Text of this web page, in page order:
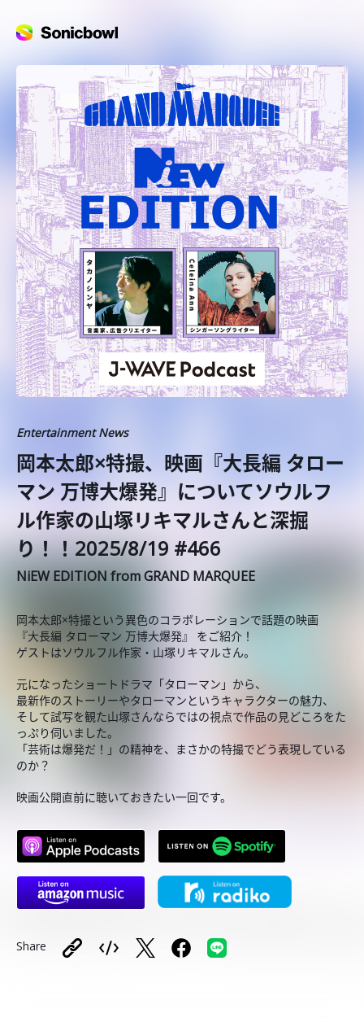
Entertainment News
️岡本太郎×特撮、映画『大長編 タロー
マン 万博大爆発』についてソウルフ
ル作家の山塚リキマルさんと深掘
り！！2025/8/19 #466
NiEW EDITION from GRAND MARQUEE
岡本太郎×特撮という異色のコラボレーションで話題の映画
『大長編 タローマン 万博大爆発』 をご紹介！
ゲストはソウルフル作家・山塚リキマルさん。
元になったショートドラマ「タローマン」から、
最新作のストーリーやタローマンというキャラクターの魅力、
そして試写を観た山塚さんならではの視点で作品の見どころをた
っぷり伺いました。
「芸術は爆発だ！」の精神を、まさかの特撮でどう表現している
のか？
映画公開直前に聴いておきたい一回です。
Share